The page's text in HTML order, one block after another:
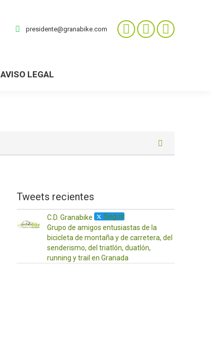
presidente@granabike.com
AVISO LEGAL
Tweets recientes
C.D. Granabike
Seguir
Grupo de amigos entusiastas de la
bicicleta de montaña y de carretera, del
senderismo, del triatlón, duatlón,
running y trail en Granada